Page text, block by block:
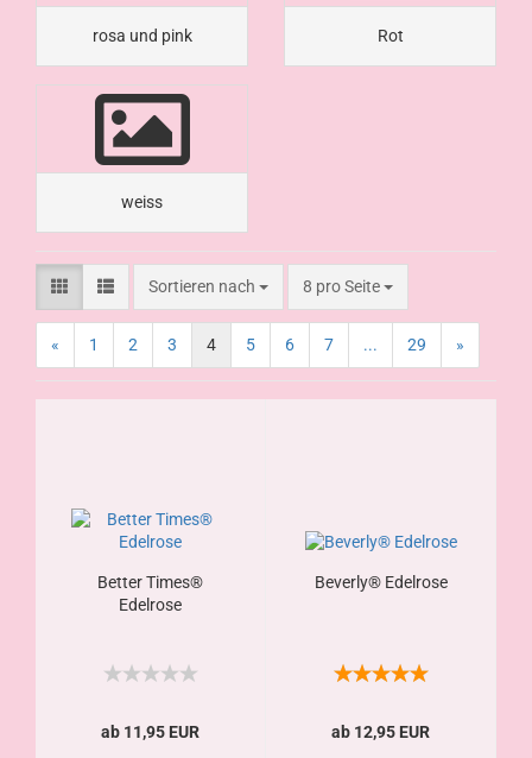
rosa und pink Rot
weiss
Sortieren nach 8 pro Seite
« 1 2 3 4 5 6 7 ... 29 »
Better Times®
Edelrose
ab 11,95 EUR
Beverly® Edelrose
ab 12,95 EUR